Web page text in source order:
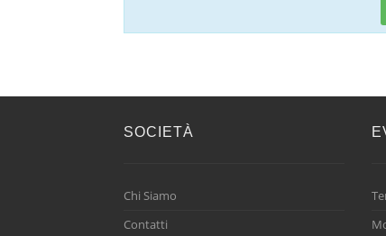
SOCIETÀ
Chi Siamo
Contatti